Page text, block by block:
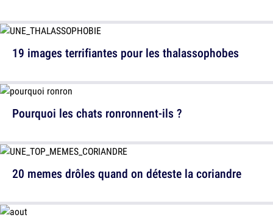
19 images terrifiantes pour les thalassophobes
20 memes drôles quand on déteste la coriandre
Pourquoi les chats ronronnent-ils ?